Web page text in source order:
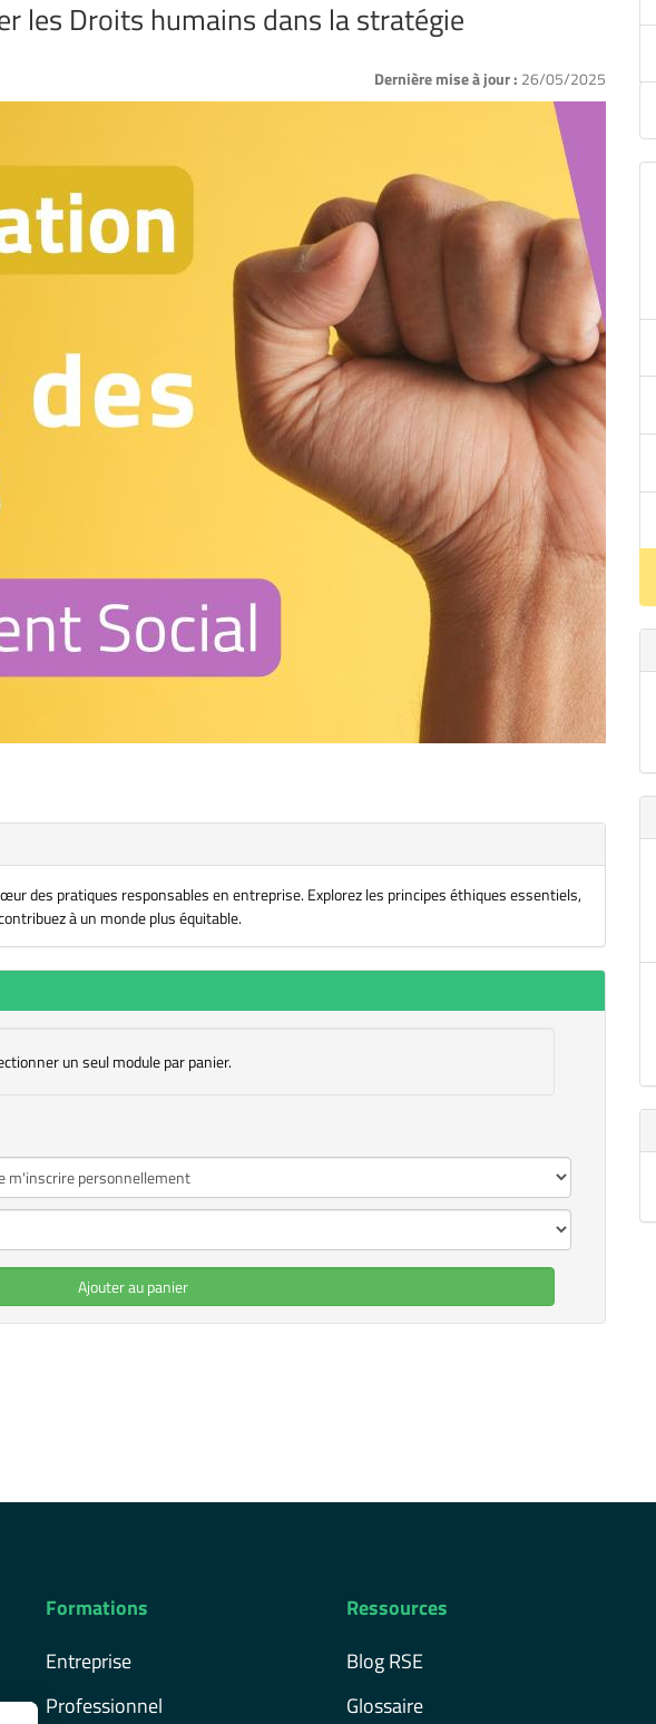
les Droits humains dans la stratégie
Dernière mise à jour : 26/05/2025
des pratiques responsables en entreprise. Explorez les principes éthiques essentiels,
à un monde plus équitable.
un seul module par panier.
Ajouter au panier
Formations
Entreprise
Professionnel
Ressources
Blog RSE
Glossaire